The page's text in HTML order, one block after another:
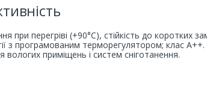
при перегріві (+90°C), стійкість до коротких
з програмованим терморегулятором; клас A++.
вологих приміщень і систем сніготанення.